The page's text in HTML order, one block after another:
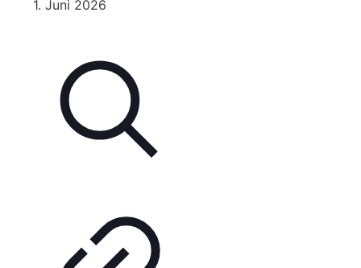
am
10.08.
ganztägig
geschlossen
1. Juni 2026